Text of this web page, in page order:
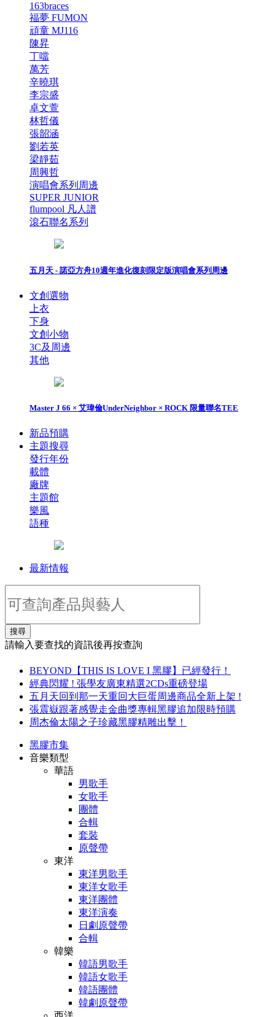
163braces
福夢 FUMON
頑童 MJ116
陳昇
丁噹
萬芳
辛曉琪
李宗盛
卓文萱
林哲儀
張韶涵
劉若英
梁靜茹
周興哲
演唱會系列周邊
SUPER JUNIOR
flumpool 凡人譜
滾石聯名系列
五月天 - 諾亞方舟10週年進化復刻限定版演唱會系列周邊
文創選物
上衣
下身
文創小物
3C及周邊
其他
Master J 66 × 艾瑋倫UnderNeighbor × ROCK 限量聯名TEE
新品預購
主題搜尋
發行年份
載體
廠牌
主題館
樂風
語種
最新情報
搜尋
請輸入要查找的資訊後再按查詢
BEYOND【THIS IS LOVE I 黑膠】已經發行！
經典閃耀 ! 張學友廣東精選2CDs重磅登場
五月天回到那一天重回大巨蛋周邊商品全新上架 !
張震嶽跟著感覺走金曲獎專輯黑膠追加限時預購
周杰倫太陽之子珍藏黑膠精雕出擊！
黑膠市集
音樂類型
華語
男歌手
女歌手
團體
合輯
套裝
原聲帶
東洋
東洋男歌手
東洋女歌手
東洋團體
東洋演奏
日劇原聲帶
合輯
韓樂
韓語男歌手
韓語女歌手
韓語團體
韓劇原聲帶